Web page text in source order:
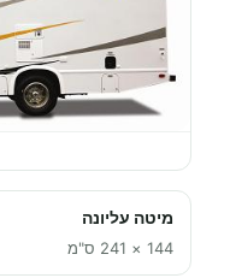
מיטה עליונה
144 × 241 ס"מ